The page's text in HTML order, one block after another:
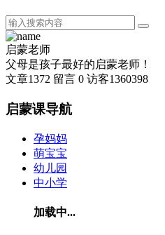
启蒙老师
父母是孩子最好的启蒙老师！
文章1372 留言 0 访客1360398
启蒙课导航
孕妈妈
萌宝宝
幼儿园
中小学
加载中...